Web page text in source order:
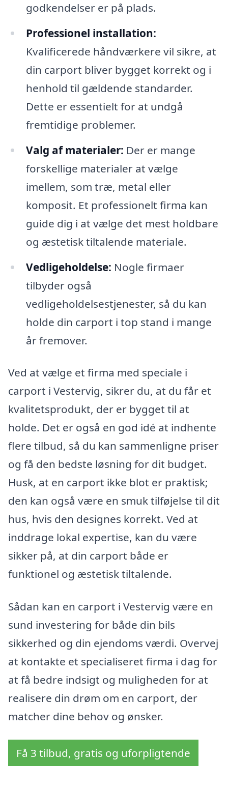
godkendelser er på plads.
Professionel installation:
Kvalificerede håndværkere vil sikre, at
din carport bliver bygget korrekt og i
henhold til gældende standarder.
Dette er essentielt for at undgå
fremtidige problemer.
Valg af materialer: Der er mange
forskellige materialer at vælge
imellem, som træ, metal eller
komposit. Et professionelt firma kan
guide dig i at vælge det mest holdbare
og æstetisk tiltalende materiale.
Vedligeholdelse: Nogle firmaer
tilbyder også
vedligeholdelsestjenester, så du kan
holde din carport i top stand i mange
år fremover.
Ved at vælge et firma med speciale i
carport i Vestervig, sikrer du, at du får et
kvalitetsprodukt, der er bygget til at
holde. Det er også en god idé at indhente
flere tilbud, så du kan sammenligne priser
og få den bedste løsning for dit budget.
Husk, at en carport ikke blot er praktisk;
den kan også være en smuk tilføjelse til dit
hus, hvis den designes korrekt. Ved at
inddrage lokal expertise, kan du være
sikker på, at din carport både er
funktionel og æstetisk tiltalende.
Sådan kan en carport i Vestervig være en
sund investering for både din bils
sikkerhed og din ejendoms værdi. Overvej
at kontakte et specialiseret firma i dag for
at få bedre indsigt og muligheden for at
realisere din drøm om en carport, der
matcher dine behov og ønsker.
Få 3 tilbud, gratis og uforpligtende